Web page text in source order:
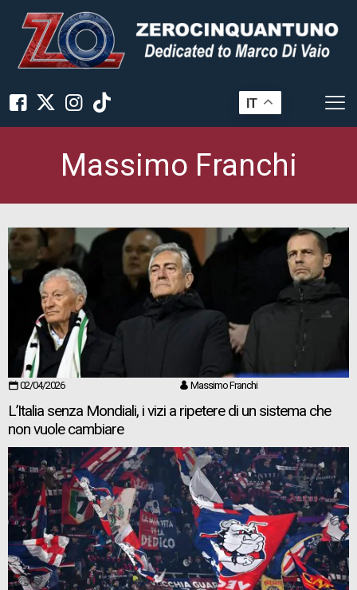
IT
Massimo Franchi
02/04/2026 Massimo Franchi
L’Italia senza Mondiali, i vizi a ripetere di un sistema che
non vuole cambiare